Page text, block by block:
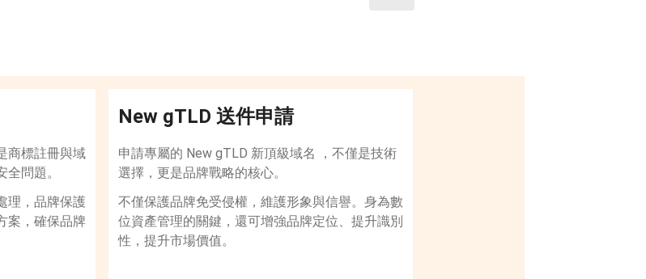
商標註冊與域
問題。
理，品牌保護
案，確保品牌
New gTLD 送件申請
申請專屬的 New gTLD 新頂級域名 ，不僅是技術
選擇，更是品牌戰略的核心。
不僅保護品牌免受侵權，維護形象與信譽。身為數
位資產管理的關鍵，還可增強品牌定位、提升識別
性，提升市場價值。